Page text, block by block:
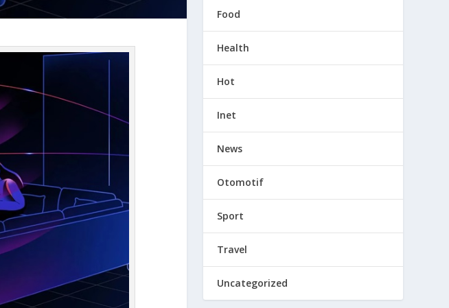
Food
Health
Hot
Inet
News
Otomotif
Sport
Travel
Uncategorized